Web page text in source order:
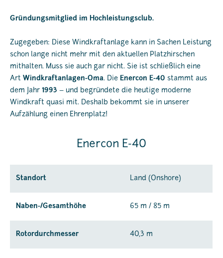
Gründungsmitglied im Hochleistungsclub.
Zugegeben: Diese Windkraftanlage kann in Sachen Leistung
schon lange nicht mehr mit den aktuellen Platzhirschen
mithalten. Muss sie auch gar nicht. Sie ist schließlich eine
Art Windkraftanlagen-Oma. Die Enercon E-40 stammt aus
dem Jahr 1993 – und begründete die heutige moderne
Windkraft quasi mit. Deshalb bekommt sie in unserer
Aufzählung einen Ehrenplatz!
Enercon E-40
Standort Land (Onshore)
Naben-/Gesamthöhe 65 m / 85 m
Rotordurchmesser 40,3 m